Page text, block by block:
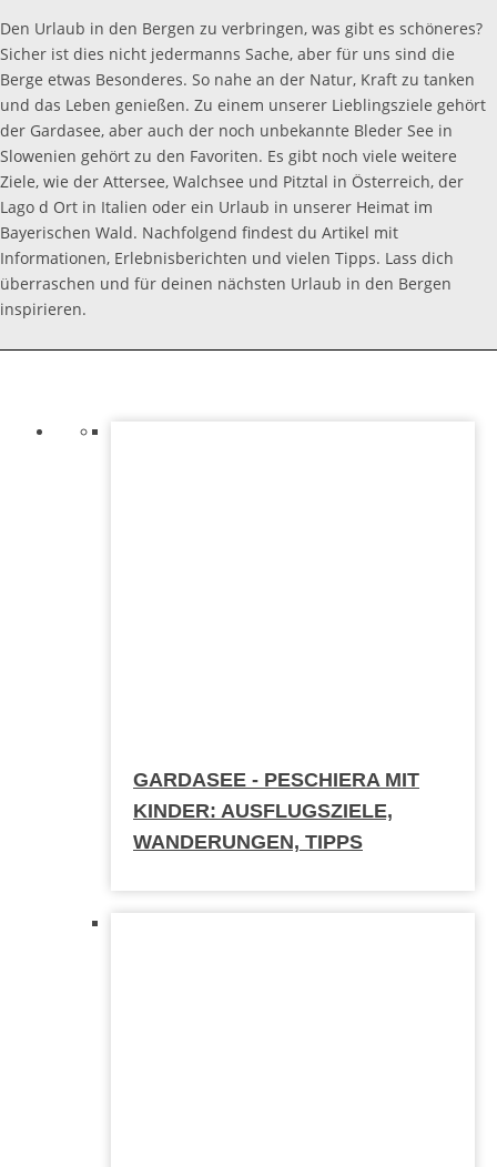
Den Urlaub in den Bergen zu verbringen, was gibt es schöneres?
Sicher ist dies nicht jedermanns Sache, aber für uns sind die
Berge etwas Besonderes. So nahe an der Natur, Kraft zu tanken
und das Leben genießen. Zu einem unserer Lieblingsziele gehört
der Gardasee, aber auch der noch unbekannte Bleder See in
Slowenien gehört zu den Favoriten. Es gibt noch viele weitere
Ziele, wie der Attersee, Walchsee und Pitztal in Österreich, der
Lago d Ort in Italien oder ein Urlaub in unserer Heimat im
Bayerischen Wald. Nachfolgend findest du Artikel mit
Informationen, Erlebnisberichten und vielen Tipps. Lass dich
überraschen und für deinen nächsten Urlaub in den Bergen
inspirieren.
GARDASEE - PESCHIERA MIT
KINDER: AUSFLUGSZIELE,
WANDERUNGEN, TIPPS